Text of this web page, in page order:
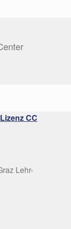
CC
Lehr-